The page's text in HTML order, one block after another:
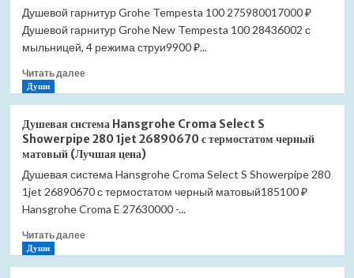
Душевой гарнитур Grohe Tempesta 100 275980017000 ₽
Душевой гарнитур Grohe New Tempesta 100 28436002 с
мыльницей, 4 режима струи9900 ₽...
Читать далееПрочитать
гарнитур
Grohe
Tempesta
100
27598001
(Лучшая
Души
Душевая система Hansgrohe Croma Select S
Showerpipe 280 1jet 26890670 с термостатом черный
матовый (Лучшая цена)
Душевая система Hansgrohe Croma Select S Showerpipe 280
1jet 26890670 с термостатом черный матовый185100 ₽
Hansgrohe Croma E 27630000 -...
Читать далееПрочитать
Души